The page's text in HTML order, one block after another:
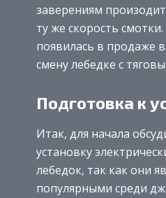
заверениям
ту же скорость
появилась в продаже
смену лебедке с
Подготовка к
Итак, для начала
установку
лебедок, так как они
популярными среди